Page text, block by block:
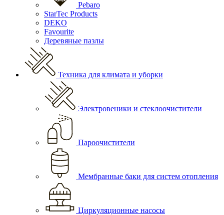
Pebaro
StarTec Products
DEKO
Favourite
Деревяные пазлы
Техника для климата и уборки
Электровеники и стеклоочистители
Пароочистители
Мембранные баки для систем отопления
Циркуляционные насосы